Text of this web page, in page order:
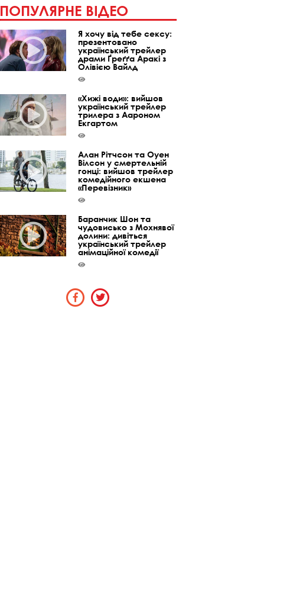
ПОПУЛЯРНЕ ВІДЕО
Я хочу від тебе сексу:
презентовано
український трейлер
драми Ґреґґа Аракі з
Олівією Вайлд
«Хижі води»: вийшов
український трейлер
трилера з Аароном
Екгартом
Алан Рітчсон та Оуен
Вілсон у смертельній
гонці: вийшов трейлер
комедійного екшена
«Перевізник»
Баранчик Шон та
чудовисько з Мохнявої
долини: дивіться
український трейлер
анімаційної комедії